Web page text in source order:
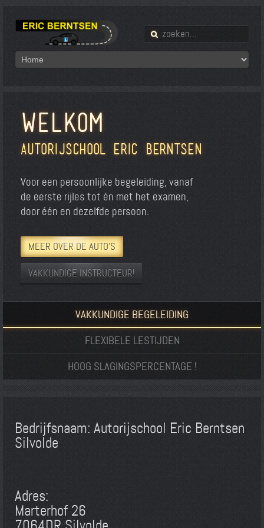
WELKOM
Autorijschool Eric Berntsen
Voor een persoonlijke begeleiding, vanaf
de eerste rijles tot én met het examen,
door één en dezelfde persoon.
MEER OVER DE AUTO'S
VAKKUNDIGE INSTRUCTEUR!
VAKKUNDIGE BEGELEIDING
FLEXIBELE LESTIJDEN
HOOG SLAGINGSPERCENTAGE !
Bedrijfsnaam: Autorijschool Eric Berntsen
Silvolde
Adres:
Marterhof 26